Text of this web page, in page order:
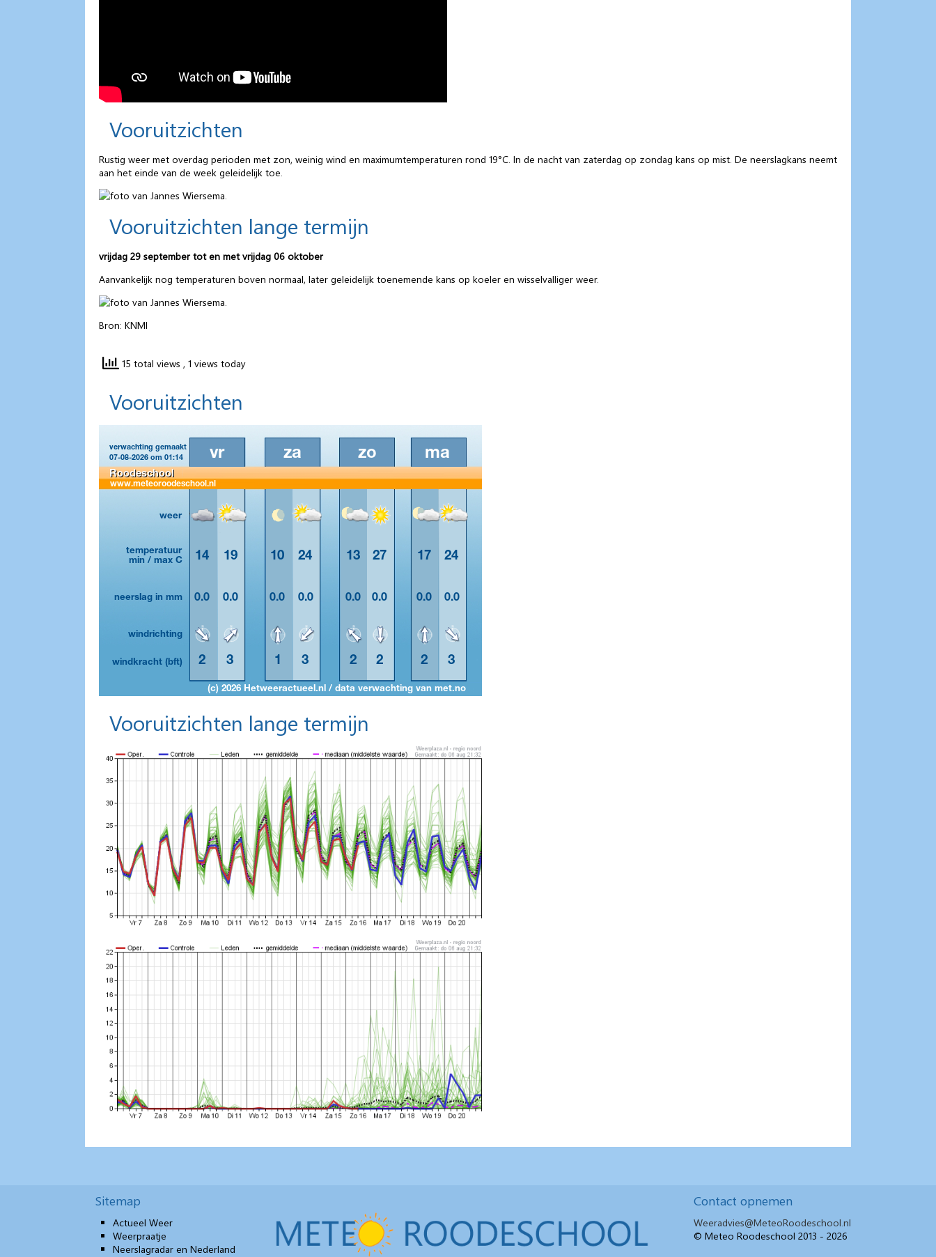
Vooruitzichten
Rustig weer met overdag perioden met zon, weinig wind en maximumtemperaturen rond 19°C. In de nacht van zaterdag op zondag kans op mist. De neerslagkans neemt
aan het einde van de week geleidelijk toe.
Vooruitzichten lange termijn
vrijdag 29 september tot en met vrijdag 06 oktober
Aanvankelijk nog temperaturen boven normaal, later geleidelijk toenemende kans op koeler en wisselvalliger weer.
Bron: KNMI
15 total views , 1 views today
Vooruitzichten
Vooruitzichten lange termijn
Sitemap
Actueel Weer
Weerpraatje
Neerslagradar en Nederland
Contact opnemen
Weeradvies@MeteoRoodeschool.nl
© Meteo Roodeschool 2013 - 2026